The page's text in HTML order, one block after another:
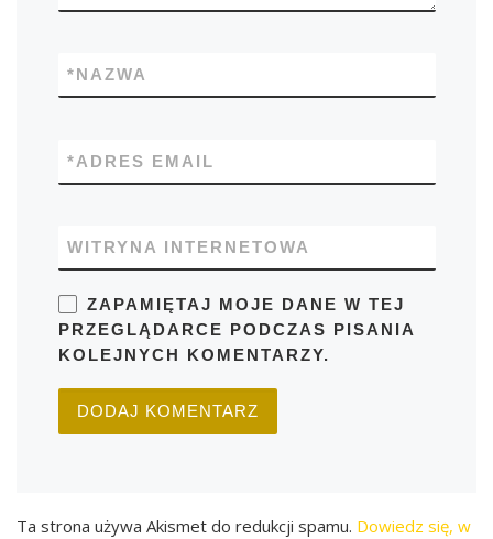
NAZWA
*
ADRES EMAIL
*
WITRYNA INTERNETOWA
ZAPAMIĘTAJ MOJE DANE W TEJ
PRZEGLĄDARCE PODCZAS PISANIA
KOLEJNYCH KOMENTARZY.
Ta strona używa Akismet do redukcji spamu. Dowiedz się, w